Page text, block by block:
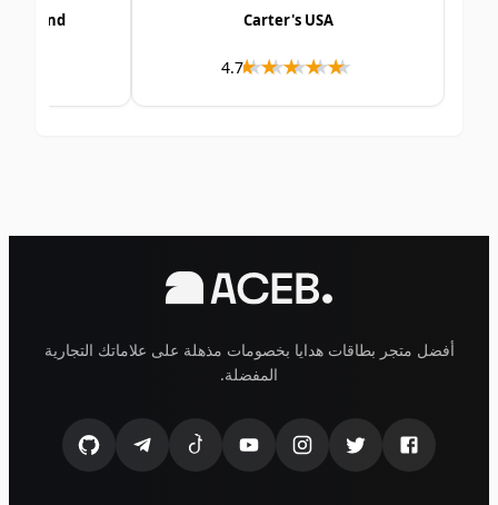
Carter's USA
★★★★★
★★★★★
4.7
Ireland
أفضل متجر بطاقات هدايا بخصومات مذهلة على علاماتك التجارية
المفضلة.